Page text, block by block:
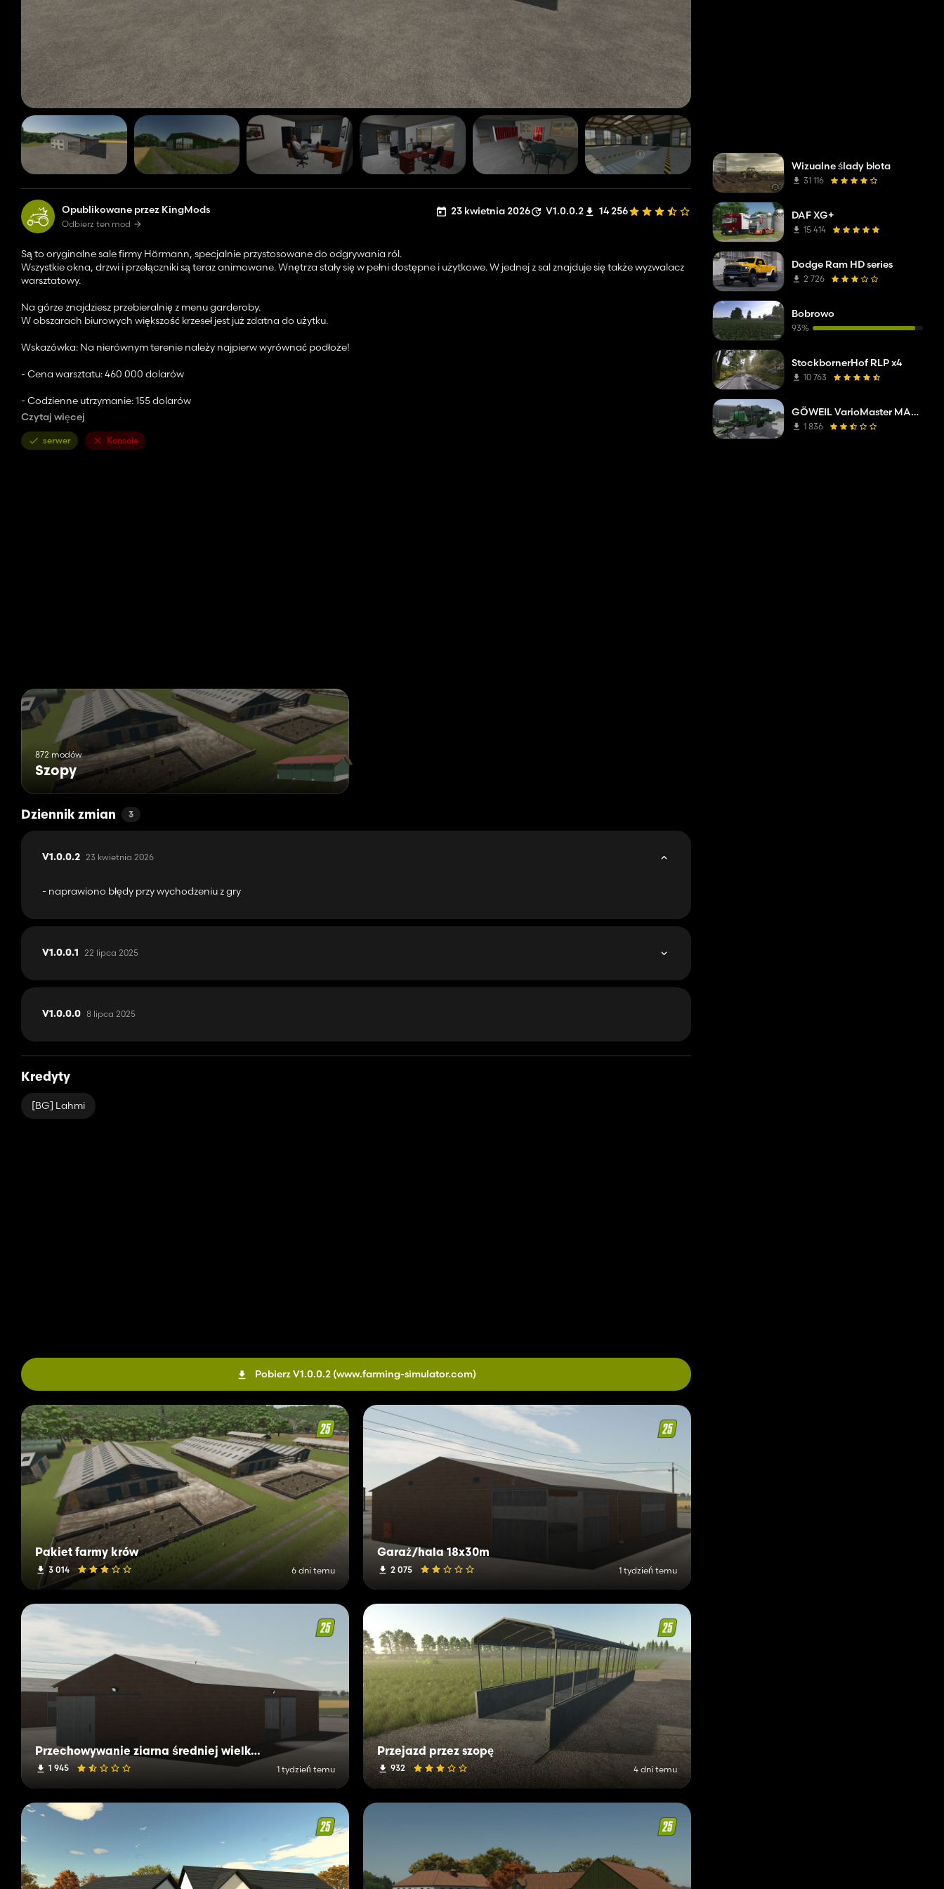
Opublikowane przez KingMods
Odbierz ten mod
23 kwietnia 2026 V1.0.0.2 14 256
Są to oryginalne sale firmy Hörmann, specjalnie przystosowane do odgrywania ról.
Wszystkie okna, drzwi i przełączniki są teraz animowane. Wnętrza stały się w pełni dostępne i użytkowe. W jednej z sal znajduje się także wyzwalacz
warsztatowy.
Na górze znajdziesz przebieralnię z menu garderoby.
W obszarach biurowych większość krzeseł jest już zdatna do użytku.
Wskazówka: Na nierównym terenie należy najpierw wyrównać podłoże!
- Cena warsztatu: 460 000 dolarów
- Codzienne utrzymanie: 155 dolarów
Czytaj więcej
serwer Konsole
872 modów
Szopy
Dziennik zmian 3
V1.0.0.2 23 kwietnia 2026
- naprawiono błędy przy wychodzeniu z gry
V1.0.0.1 22 lipca 2025
V1.0.0.0 8 lipca 2025
Kredyty
[BG] Lahmi
Pobierz V1.0.0.2 (www.farming-simulator.com)
Pakiet farmy krów
3 014 6 dni temu
Garaż/hala 18x30m
2 075 1 tydzień temu
Przechowywanie ziarna średniej wielkości
1 945 1 tydzień temu
Przejazd przez szopę
932 4 dni temu
Wizualne ślady błota
31 116
DAF XG+
15 414
Dodge Ram HD series
2 726
Bobrowo
93%
StockbornerHof RLP x4
10 763
GÖWEIL VarioMaster MAS COMPLETE
1 836